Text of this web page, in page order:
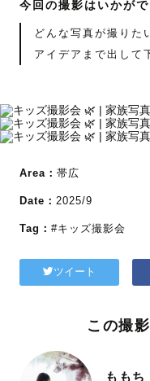
今回の撮影はいかがで
どんな写真が撮りた
アイデアまで出して
Area： 帯広
Date： 2025/9
Tag： #キッズ撮影会
ツイート
この撮
もも